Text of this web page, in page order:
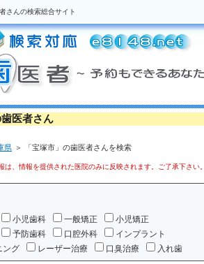
さんの検索総合サイト
医者さん
県 ＞ 「宝塚市」の歯医者さんを検索
情報を提供された医院のみに反映されます。ご了承下さい。
小児歯科 一般矯正
小児矯正
予防歯科 口腔外科
インプラント
ング
レーザー治療 口臭治療 入れ歯